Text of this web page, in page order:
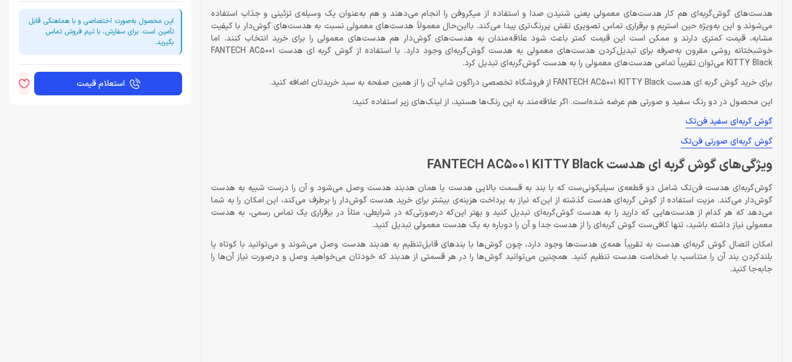
هدست‌های گوش‌گربه‌ای هم کار هدست‌های معمولی یعنی شنیدن صدا و استفاده از میکروفن را انجام می‌دهند و هم به‌عنوان یک وسیله‌ی تزئینی و جذاب استفاده
می‌شوند و این به‌ویژه حین استریم و برقراری تماس تصویری نقش پررنگ‌تری پیدا می‌کند. بااین‌حال معمولاً هدست‌های معمولی نسبت به هدست‌های گوش‌دار با کیفیت
مشابه، قیمت کمتری دارند و ممکن است این قیمت کمتر باعث شود علاقه‌مندان به هدست‌های گوش‌دار هم هدست‌های معمولی را برای خرید انتخاب کنند. اما
خوشبختانه روشی مقرون به‌صرفه برای تبدیل‌کردن هدست‌های معمولی به هدست گوش‌گربه‌ای وجود دارد. با استفاده از گوش گربه ای هدست FANTECH AC5001
KITTY Black می‌توان تقریباً تمامی هدست‌های معمولی را به هدست گوش‌گربه‌ای تبدیل کرد.
برای خرید گوش گربه ای هدست FANTECH AC5001 KITTY Black از فروشگاه تخصصی دراگون شاپ آن را از همین صفحه به سبد خریدتان اضافه کنید.
این محصول در دو رنگ سفید و صورتی هم عرضه شده‌است. اگر علاقه‌مند به این رنگ‌ها هستید، از لینک‌های زیر استفاده کنید:
گوش گربه‌ای سفید فن‌تک
گوش گربه‌ای صورتی فن‌تک
ویژگی‌های گوش گربه ای هدست FANTECH AC5001 KITTY Black
گوش‌گربه‌ای هدست فن‌تک شامل دو قطعه‌ی سیلیکونی‌ست که با بند به قسمت بالایی هدست یا همان هدبند هدست وصل می‌شود و آن را درست شبیه به هدست‌
گوش‌دار می‌کند. مزیت استفاده از گوش گربه‌ای هدست گذشته از این‌که نیاز به پرداخت هزینه‌ی بیشتر برای خرید هدست گوش‌دار را برطرف می‌کند، این امکان را به شما
می‌دهد که هر کدام از هدست‌هایی که دارید را به هدست گوش‌گربه‌ای تبدیل کنید و بهتر این‌که درصورتی‌که در شرایطی، مثلاً در برقراری یک تماس رسمی، به هدست
معمولی نیاز داشته باشید، تنها کافی‌ست گوش گربه‌ای را از هدست جدا و آن را دوباره به یک هدست معمولی تبدیل کنید.
امکان اتصال گوش گربه‌ای هدست به تقریباً همه‌ی هدست‌ها وجود دارد، چون گوش‌ها با بندهای قابل‌تنظیم به هدبند هدست وصل می‌شوند و می‌توانید با کوتاه یا
بلندکردن بند آن را متناسب با ضخامت هدست تنظیم کنید. همچنین می‌توانید گوش‌ها را در هر قسمتی از هدبند که خودتان می‌خواهید وصل و درصورت نیاز آن‌ها را
جابه‌جا کنید.
این محصول به‌صورت اختصاصی و با هماهنگی قابل
تأمین است. برای سفارش، با تیم فروش تماس
بگیرید.
استعلام قیمت